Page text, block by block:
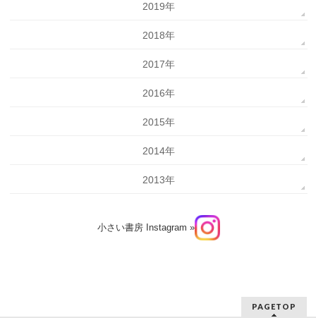
2019年
2018年
2017年
2016年
2015年
2014年
2013年
小さい書房 Instagram »
PAGETOP